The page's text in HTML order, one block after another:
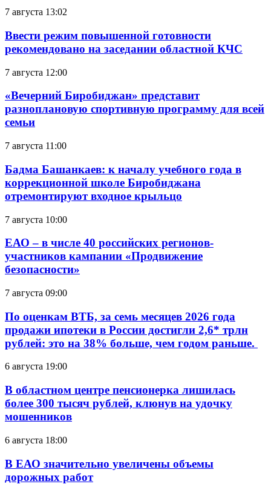
7 августа 13:02
Ввести режим повышенной готовности
рекомендовано на заседании областной КЧС
7 августа 12:00
«Вечерний Биробиджан» представит
разноплановую спортивную программу для всей
семьи
7 августа 11:00
Бадма Башанкаев: к началу учебного года в
коррекционной школе Биробиджана
отремонтируют входное крыльцо
7 августа 10:00
ЕАО – в числе 40 российских регионов-
участников кампании «Продвижение
безопасности»
7 августа 09:00
По оценкам ВТБ, за семь месяцев 2026 года
продажи ипотеки в России достигли 2,6* трлн
рублей: это на 38% больше, чем годом раньше.
6 августа 19:00
В областном центре пенсионерка лишилась
более 300 тысяч рублей, клюнув на удочку
мошенников
6 августа 18:00
В ЕАО значительно увеличены объемы
дорожных работ